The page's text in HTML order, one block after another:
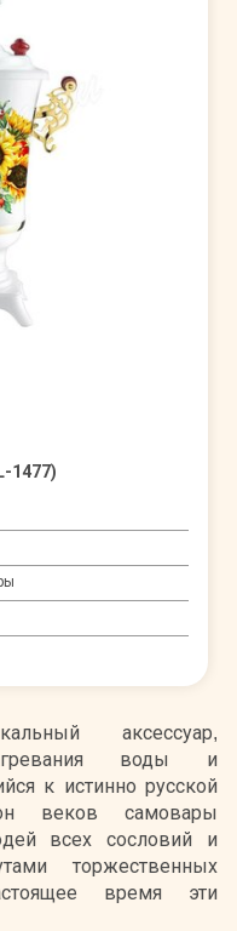
аксессуар,
воды и
к истинно русской
веков самовары
всех сословий и
торжественных
время эти
1477)